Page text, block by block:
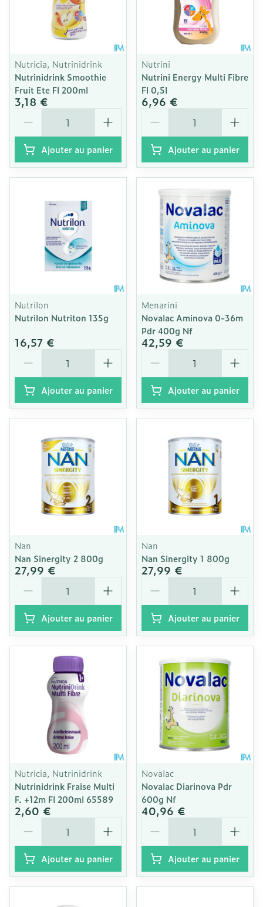
Nutricia, Nutrinidrink
Nutrinidrink Smoothie
Fruit Ete Fl 200ml
3,18 €
Ajouter au panier
Nutrini
Nutrini Energy Multi Fibre
Fl 0,5l
6,96 €
Ajouter au panier
Nutrilon
Nutrilon Nutriton 135g
16,57 €
Ajouter au panier
Menarini
Novalac Aminova 0-36m
Pdr 400g Nf
42,59 €
Ajouter au panier
Nan
Nan Sinergity 2 800g
27,99 €
Ajouter au panier
Nan
Nan Sinergity 1 800g
27,99 €
Ajouter au panier
Nutricia, Nutrinidrink
Nutrinidrink Fraise Multi
F. +12m Fl 200ml 65589
2,60 €
Ajouter au panier
Novalac
Novalac Diarinova Pdr
600g Nf
40,96 €
Ajouter au panier